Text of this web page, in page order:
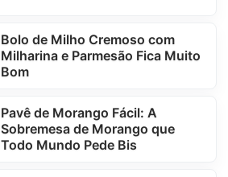
Bolo de Milho Cremoso com
Milharina e Parmesão Fica Muito
Bom
Pavê de Morango Fácil: A
Sobremesa de Morango que
Todo Mundo Pede Bis